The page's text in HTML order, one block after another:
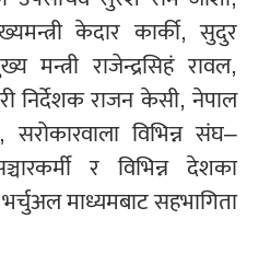
केदार कार्की, सुदुर
मन्त्री राजेन्द्रसिहं रावल,
निर्देशक राजन केसी, नेपाल
सरोकारवाला विभिन्न संघ–
र विभिन्न देशका
माध्यमबाट सहभागिता